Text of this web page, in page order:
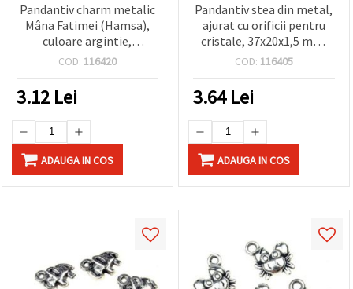
Pandantiv charm metalic
Mâna Fatimei (Hamsa),
culoare argintie,
19x12x1,5 mm, orificiu 2
COD: 116420
3.12 Lei
ADAUGA IN COS
Pandantiv stea din metal,
ajurat cu orificii pentru
cristale, 37x20x1,5 mm,
culoare argintie – set de 5
COD: 116405
3.64Lei
ADAUGA IN COS